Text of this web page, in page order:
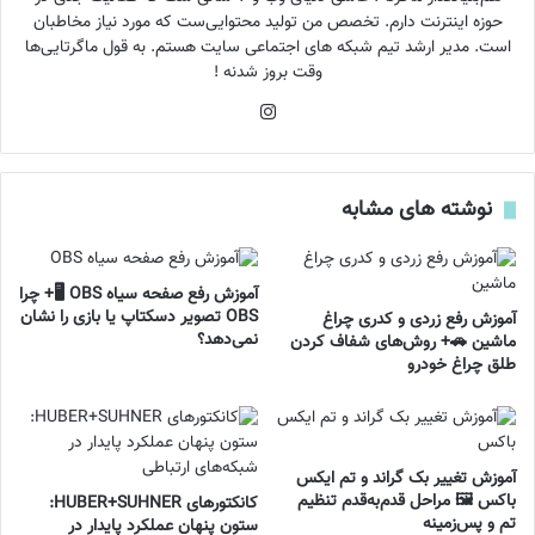
حوزه اینترنت دارم. تخصص من تولید محتوایی‌ست که مورد نیاز مخاطبان
است. مدیر ارشد تیم شبکه های اجتماعی سایت هستم. به قول ماگرتایی‌ها
وقت بروز شدنه !
نوشته های مشابه
آموزش رفع زردی و کدری چراغ
ماشین 🚗+ روش‌های شفاف کردن
طلق چراغ خودرو
آموزش رفع صفحه سیاه OBS 🖥️+ چرا
OBS تصویر دسکتاپ یا بازی را نشان
نمی‌دهد؟
آموزش تغییر بک گراند و تم ایکس
باکس 🖼️ مراحل قدم‌به‌قدم تنظیم
تم و پس‌زمینه
کانکتورهای HUBER+SUHNER:
ستون پنهان عملکرد پایدار در